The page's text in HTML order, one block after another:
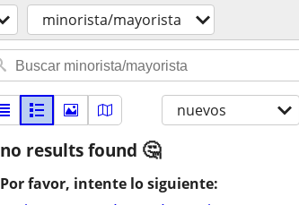
minorista/mayorista
nuevos
no results found
Por favor, intente lo siguiente: